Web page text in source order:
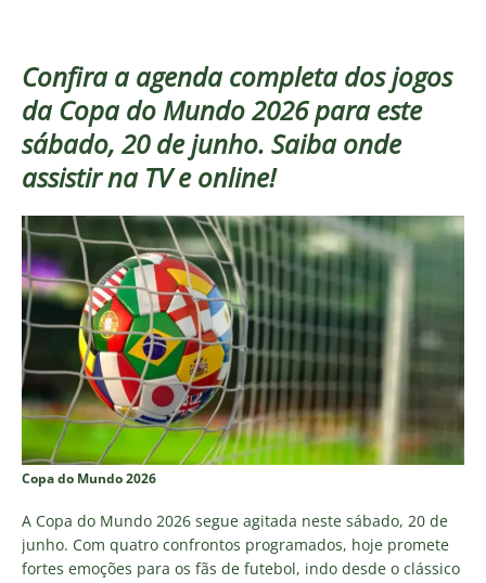
Confira a agenda completa dos jogos
da Copa do Mundo 2026 para este
sábado, 20 de junho. Saiba onde
assistir na TV e online!
Copa do Mundo 2026
A Copa do Mundo 2026 segue agitada neste sábado, 20 de
junho. Com quatro confrontos programados, hoje promete
fortes emoções para os fãs de futebol, indo desde o clássico